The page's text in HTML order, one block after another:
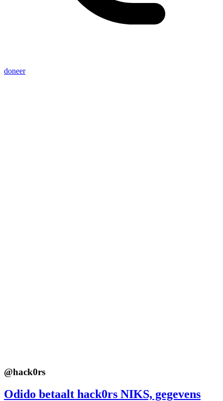
doneer
@hack0rs
Odido betaalt hack0rs NIKS, gegevens